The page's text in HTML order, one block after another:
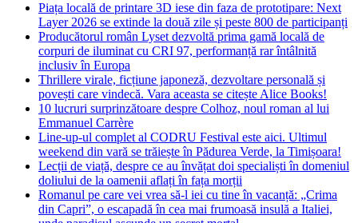
Piața locală de printare 3D iese din faza de prototipare: Next
Layer 2026 se extinde la două zile și peste 800 de participanți
Producătorul român Lyset dezvoltă prima gamă locală de
corpuri de iluminat cu CRI 97, performanță rar întâlnită
inclusiv în Europa
Thrillere virale, ficțiune japoneză, dezvoltare personală și
povești care vindecă. Vara aceasta se citește Alice Books!
10 lucruri surprinzătoare despre Colhoz, noul roman al lui
Emmanuel Carrère
Line-up-ul complet al CODRU Festival este aici. Ultimul
weekend din vară se trăiește în Pădurea Verde, la Timișoara!
Lecții de viață, despre ce au învățat doi specialiști în domeniul
doliului de la oamenii aflați în fața morții
Romanul pe care vei vrea să-l iei cu tine în vacanță: „Crima
din Capri”, o escapadă în cea mai frumoasă insulă a Italiei,